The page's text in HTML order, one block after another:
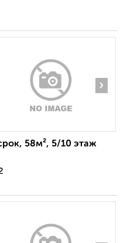
›
58м², 5/10 этаж